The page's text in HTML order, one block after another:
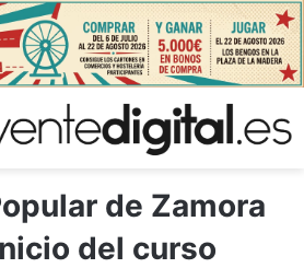
de Zamora
del curso